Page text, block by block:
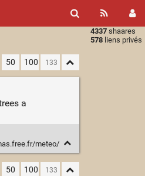
4337 shaares
578 liens privés
50 100
a
meteo/
50 100